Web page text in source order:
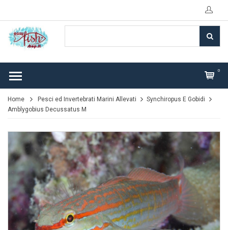
0
Home Pesci ed Invertebrati Marini Allevati
Synchiropus E Gobidi
Amblygobius Decussatus M